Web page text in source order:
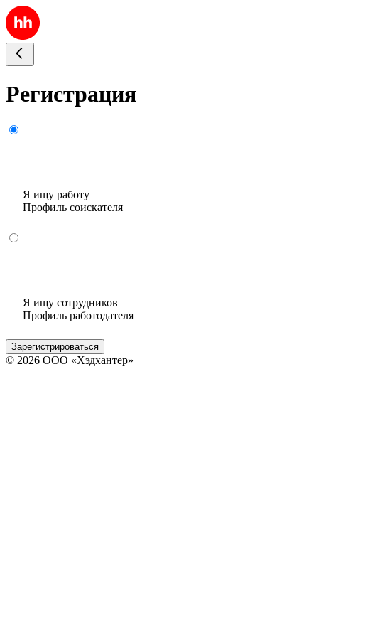
Регистрация
Я ищу работу
Профиль соискателя
Я ищу сотрудников
Профиль работодателя
Зарегистрироваться
© 2026 ООО «Хэдхантер»